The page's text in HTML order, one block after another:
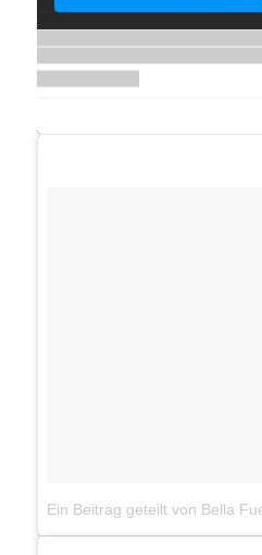
Ein Beitrag geteilt von Bella